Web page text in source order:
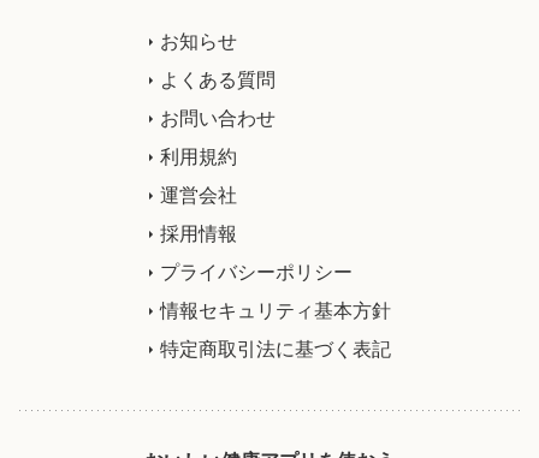
お知らせ
よくある質問
お問い合わせ
利用規約
運営会社
採用情報
プライバシーポリシー
情報セキュリティ基本方針
特定商取引法に基づく表記